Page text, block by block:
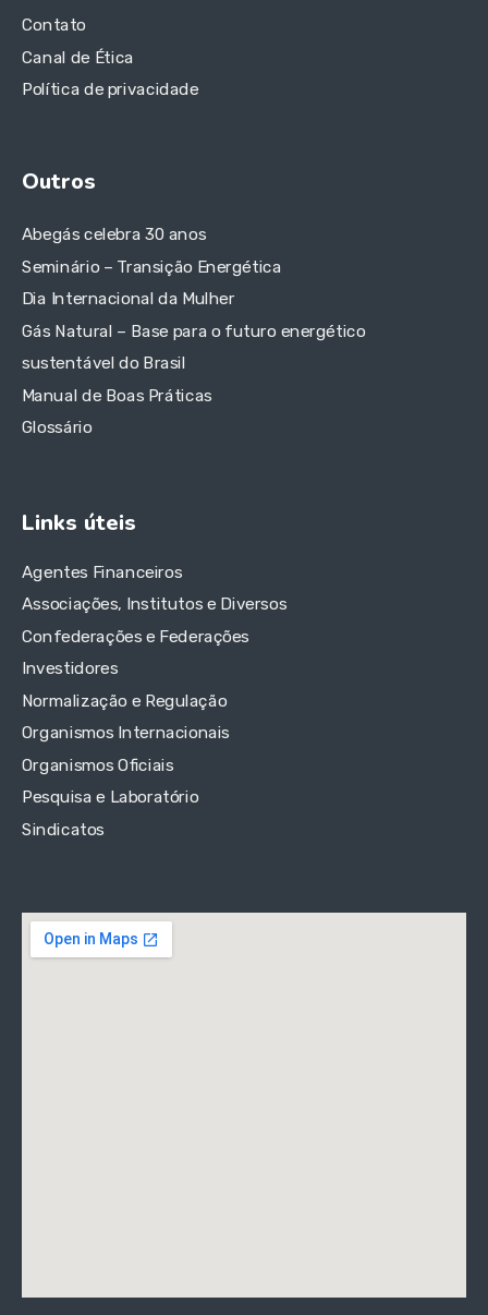
Contato
Canal de Ética
Política de privacidade
Outros
Abegás celebra 30 anos
Seminário – Transição Energética
Dia Internacional da Mulher
Gás Natural – Base para o futuro energético
sustentável do Brasil
Manual de Boas Práticas
Glossário
Links úteis
Agentes Financeiros
Associações, Institutos e Diversos
Confederações e Federações
Investidores
Normalização e Regulação
Organismos Internacionais
Organismos Oficiais
Pesquisa e Laboratório
Sindicatos